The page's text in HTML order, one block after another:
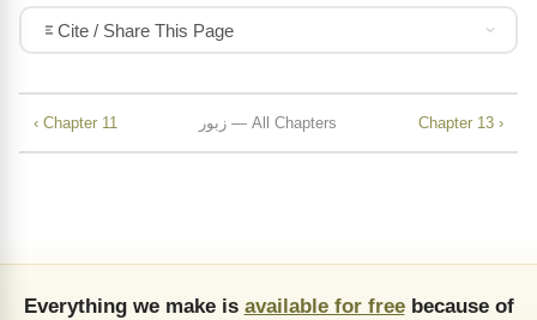
Cite / Share This Page
‹ Chapter 11 زبور — All Chapters Chapter 13 ›
Everything we make is available for freebecause of